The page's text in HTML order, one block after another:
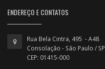
ENDEREÇO E CONTATOS
Rua Bela Cintra, 495 - A48
Consolação - São Paulo / SP
CEP: 01415-000